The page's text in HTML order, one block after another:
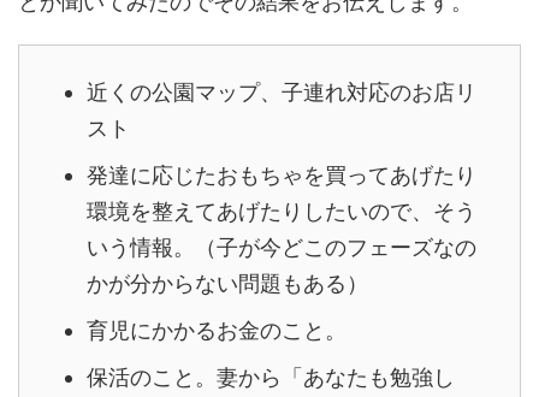
近くの公園マップ、子連れ対応のお店リ
スト
発達に応じたおもちゃを買ってあげたり
環境を整えてあげたりしたいので、そう
いう情報。（子が今どこのフェーズなの
かが分からない問題もある）
育児にかかるお金のこと。
保活のこと。妻から「あなたも勉強し